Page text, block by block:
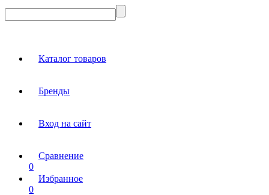
Каталог товаров
Бренды
Вход на сайт
Сравнение
0
Избранное
0